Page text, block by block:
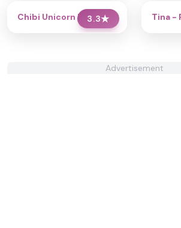
3.3★
Chibi Unicorn Dress Up Tina -
Advertisement